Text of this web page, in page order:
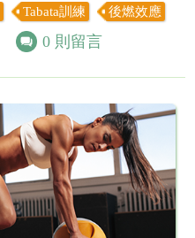
Tabata訓練 後燃效應
0 則留言